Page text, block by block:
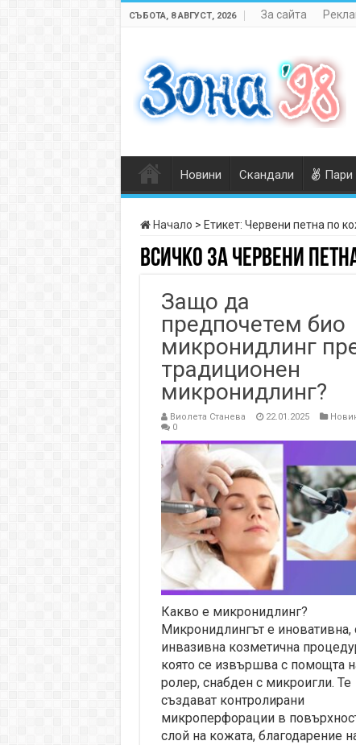
СЪБОТА, 8 АВГУСТ, 2026 За сайта
Новини Скандали Пари
Начало > Етикет: Червени петна по
Всичко заЧервени
Защо да
предпочетем био
микронидлинг
традиционен
микронидлинг?
Виолета Станева 22.01.2025
0
Какво е микронидлинг?
Микронидлингът е иновативна,
инвазивна козметична
която се извършва с помощта
ролер, снабден с микроигли. Те
създават контролирани
микроперфорации в
слой на кожата, благодарение